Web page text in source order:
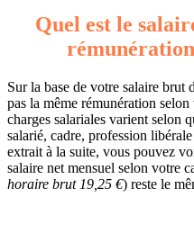
Quel est le
Sur la base de votre salaire brut
pas la même rémunération
charges salariales varient selon
salarié, cadre, profession
extrait à la suite, vous pouvez
salaire net mensuel selon votre
horaire brut 19,25 €) reste le